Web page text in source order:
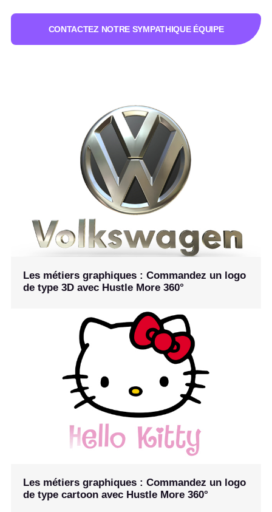
CONTACTEZ NOTRE SYMPATHIQUE ÉQUIPE
Les métiers graphiques : Commandez un logo
de type 3D avec Hustle More 360°
Les métiers graphiques : Commandez un logo
de type cartoon avec Hustle More 360°